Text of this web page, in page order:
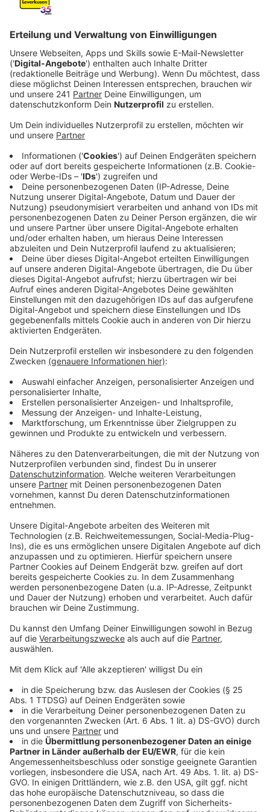
Nach zwei Wochen Verhandlungsmarathon sei eine
Zukunfts-Vereinbarung gelungen, die sowohl
Einsparungen für den Konzern, aber auch die Sicherung
der deutschen Standorte beinhaltet, heißt es von der
Gewerkschaft. Ford will zwar 2300 Stellen abbauen,
dies finde allerdings auf freiwilliger Basis und mit
vernünftigen Abfindungs-Programmen statt, sagt die
IG Metall. Außerdem sind betriebsbedingte
Kündigungen bis 2032 ausgeschlossen.
Anzeige
Belegschaft bei Betriebsversammlung
informiert
Anzeige
Die Geschäftsführung hatte die Belegschaft am
Dienstagmorgen auf einer Betriebsversammlung über
den Stellenabbau informiert. Demnach sind europaweit
3800 Jobs bei Ford betroffen. Am Standort Köln sind
das 1.700 Stellen in der Produktentwicklung und 600
in der Verwaltung. In Köln arbeiten derzeit rund 14.000
Verwaltung in den USA bündeln.
Anzeige
Weitere Meldungen aus Leverkusen
Anzeige
Leverkusen protestiert gegen Autobahnpläne des
Bundes
Leverkusen: Hallenbad Bergisch Neukirchen
geschlossen
Kamelle
Anzeige